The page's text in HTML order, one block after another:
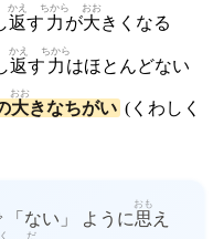
返
かえ
す 力
ちから
が大
おお
きくなる
返
かえ
す 力
ちから
はほとんどない
大
おお
きなちがい (くわしく
「ない」 ように思
おも
え
だ